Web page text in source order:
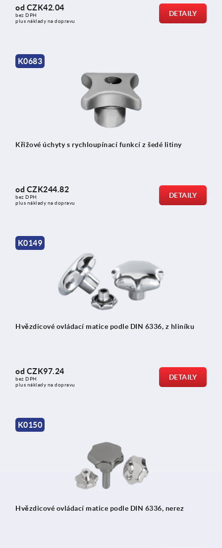
od CZK42.04
bez DPH
plus náklady na dopravu
DETAILY
K0683
Křížové úchyty s rychloupínací funkcí z šedé litiny
od CZK244.82
bez DPH
plus náklady na dopravu
DETAILY
K0149
Hvězdicové ovládací matice podle DIN 6336, z hliníku
od CZK97.24
bez DPH
plus náklady na dopravu
DETAILY
K0150
Hvězdicové ovládací matice podle DIN 6336, nerez